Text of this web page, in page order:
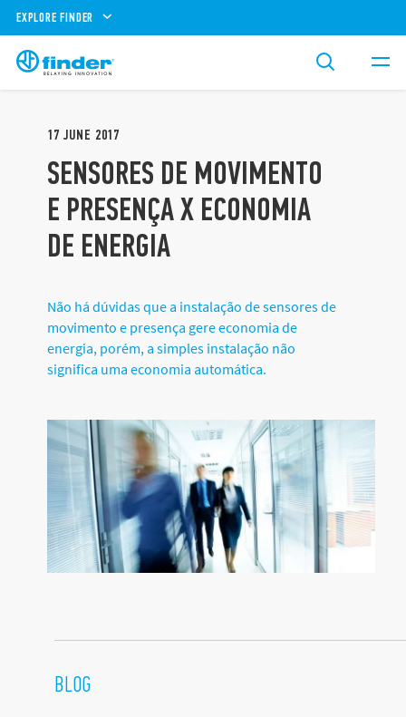
EXPLORE FINDER
17 JUNE 2017
SENSORES DE MOVIMENTO
E PRESENÇA X ECONOMIA
DE ENERGIA
Não há dúvidas que a instalação de sensores de
movimento e presença gere economia de
energia, porém, a simples instalação não
significa uma economia automática.
BLOG